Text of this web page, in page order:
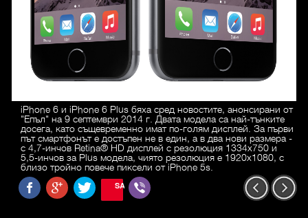
iPhone 6 и iPhone 6 Plus бяха сред новостите, анонсирани от
"Епъл" на 9 септември 2014 г. Двата модела са най-тънките
досега, като същевременно имат по-голям дисплей. За първи
път смартфонът е достъпен не в един, а в два нови размера -
с 4,7-инчов Retina® HD дисплей с резолюция 1334x750 и
5,5-инчов за Plus модела, чиято резолюция е 1920x1080, с
близо тройно повече пиксели от iPhone 5s.
SAVE